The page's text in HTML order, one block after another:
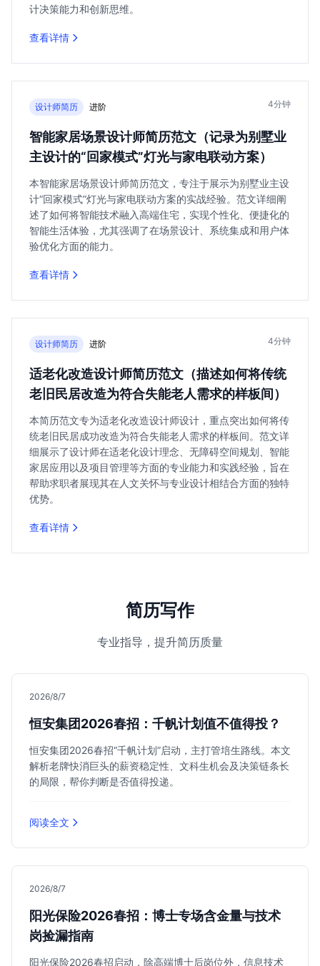
计决策能力和创新思维。
查看详情
设计师简历 进阶 4分钟
智能家居场景设计师简历范文（记录为别墅业
主设计的“回家模式”灯光与家电联动方案）
本智能家居场景设计师简历范文，专注于展示为别墅业主设
计“回家模式”灯光与家电联动方案的实战经验。范文详细阐
述了如何将智能技术融入高端住宅，实现个性化、便捷化的
智能生活体验，尤其强调了在场景设计、系统集成和用户体
验优化方面的能力。
查看详情
设计师简历 进阶 4分钟
适老化改造设计师简历范文（描述如何将传统
老旧民居改造为符合失能老人需求的样板间）
本简历范文专为适老化改造设计师设计，重点突出如何将传
统老旧民居成功改造为符合失能老人需求的样板间。范文详
细展示了设计师在适老化设计理念、无障碍空间规划、智能
家居应用以及项目管理等方面的专业能力和实践经验，旨在
帮助求职者展现其在人文关怀与专业设计相结合方面的独特
优势。
查看详情
简历写作
专业指导，提升简历质量
2026/8/7
恒安集团2026春招：千帆计划值不值得投？
恒安集团2026春招“千帆计划”启动，主打管培生路线。本文
解析老牌快消巨头的薪资稳定性、文科生机会及决策链条长
的局限，帮你判断是否值得投递。
阅读全文
2026/8/7
阳光保险2026春招：博士专场含金量与技术
岗捡漏指南
阳光保险2026春招启动，除高端博士后岗位外，信息技术